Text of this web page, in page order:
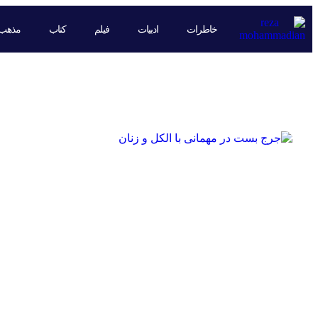
خاطرات ادبیات فیلم کتاب